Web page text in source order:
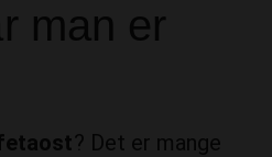
man er
? Det er mange